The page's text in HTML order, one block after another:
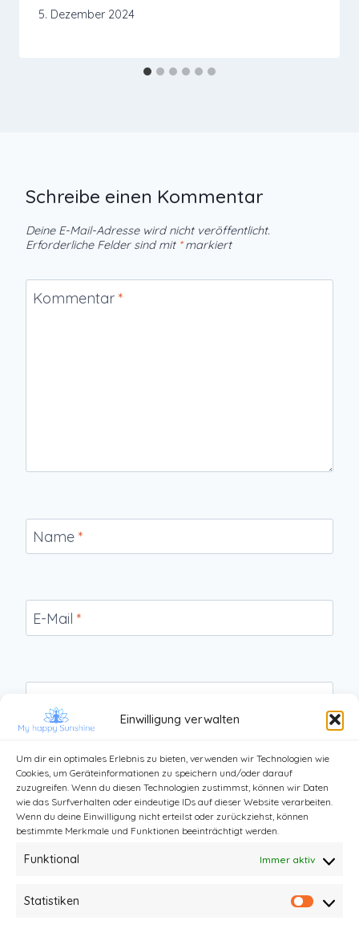
Einwilligung verwalten
Um dir ein optimales Erlebnis zu bieten, verwenden wir Technologien wie
Cookies, um Geräteinformationen zu speichern und/oder darauf
zuzugreifen. Wenn du diesen Technologien zustimmst, können wir Daten
wie das Surfverhalten oder eindeutige IDs auf dieser Website verarbeiten.
Wenn du deine Einwilligung nicht erteilst oder zurückziehst, können
bestimmte Merkmale und Funktionen beeinträchtigt werden.
Funktional Immer aktiv
Statistiken
5. Dezember 2024
Schreibe einen Kommentar
Deine E-Mail-Adresse wird nicht veröffentlicht.
Erforderliche Felder sind mit *markiert
Kommentar *
Name *
E-Mail *